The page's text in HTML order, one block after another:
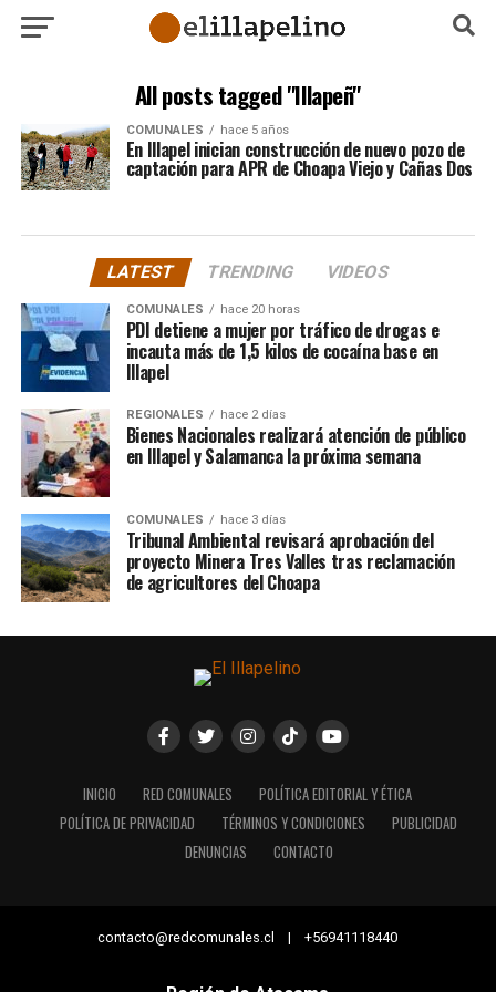
All posts tagged "Illapeñ"
COMUNALES hace 5 años
En Illapel inician construcción de nuevo pozo de
captación para APR de Choapa Viejo y Cañas Dos
LATEST TRENDING VIDEOS
COMUNALES hace 20 horas
PDI detiene a mujer por tráfico de drogas e
incauta más de 1,5 kilos de cocaína base en
Illapel
REGIONALES hace 2 días
Bienes Nacionales realizará atención de público
en Illapel y Salamanca la próxima semana
COMUNALES hace 3 días
Tribunal Ambiental revisará aprobación del
proyecto Minera Tres Valles tras reclamación
de agricultores del Choapa
INICIO RED COMUNALES
POLÍTICA EDITORIAL Y ÉTICA
POLÍTICA DE PRIVACIDAD
TÉRMINOS Y CONDICIONES
PUBLICIDAD
DENUNCIAS
CONTACTO
contacto@redcomunales.cl | +56941118440